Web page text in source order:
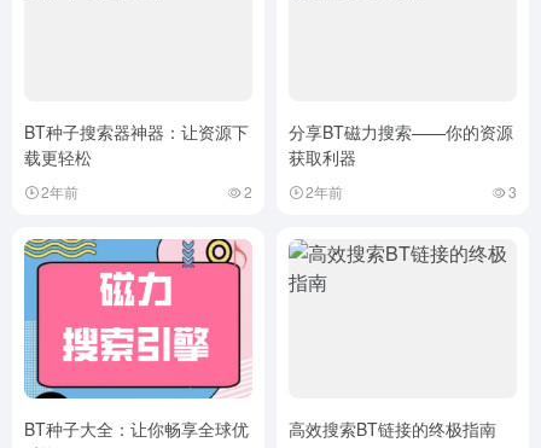
BT种子搜索器神器：让资源下
载更轻松
2年前 2
分享BT磁力搜索——你的资源
获取利器
2年前 3
BT种子大全：让你畅享全球优
高效搜索BT链接的终极指南